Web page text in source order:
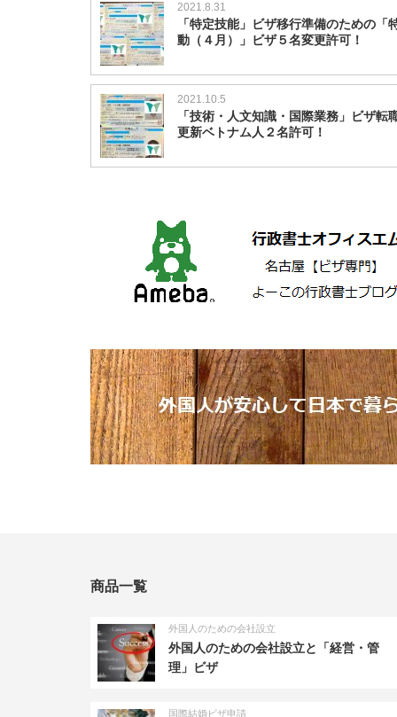
2021.8.31
「特定技能」ビザ移行準備のための「
動（４月）」ビザ５名変更許可！
2021.10.5
「技術・人文知識・国際業務」ビザ転
更新ベトナム人２名許可！
商品一覧
外国人のための会社設立
外国人のための会社設立と「経営・管
理」ビザ
国際結婚ビザ申請